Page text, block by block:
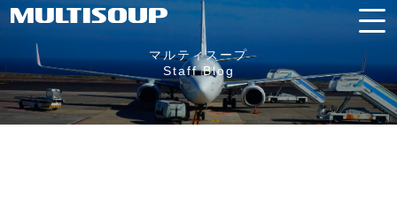
マルティスープ
Staff Blog